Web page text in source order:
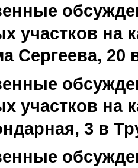
участков на
Сергеева, 20
участков на
3 в